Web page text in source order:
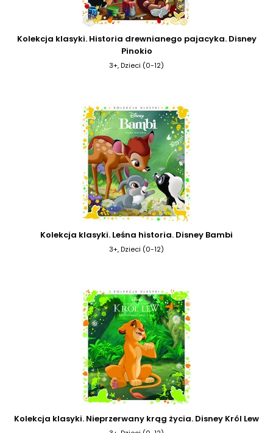
Kolekcja klasyki. Historia drewnianego pajacyka. Disney
Pinokio
3+, Dzieci (0-12)
Kolekcja klasyki. Leśna historia. Disney Bambi
3+, Dzieci (0-12)
Kolekcja klasyki. Nieprzerwany krąg życia. Disney Król Lew